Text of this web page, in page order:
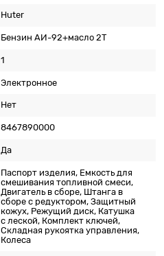
Huter
Бензин АИ-92+масло 2T
1
Электронное
Нет
8467890000
Да
Паспорт изделия, Емкость для
смешивания топливной смеси,
Двигатель в сборе, Штанга в
сборе с редуктором, Защитный
кожух, Режущий диск, Катушка
с леской, Комплект ключей,
Складная рукоятка управления,
Колеса